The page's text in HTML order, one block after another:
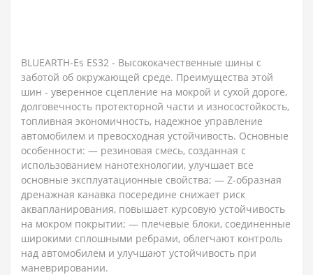
BLUEARTH-Es ES32 - Высококачественные шины с
заботой об окружающей среде. Преимущества этой
шин - уверенное сцепление на мокрой и сухой дороге,
долговечность протекторной части и износостойкость,
топливная экономичность, надежное управление
автомобилем и превосходная устойчивость. Основные
особенности: — резиновая смесь, созданная с
использованием нанотехнологии, улучшает все
основные эксплуатационные свойства; — Z-образная
дренажная канавка посередине снижает риск
аквапланирования, повышает курсовую устойчивость
на мокром покрытии; — плечевые блоки, соединенные
широкими сплошными ребрами, облегчают контроль
над автомобилем и улучшают устойчивость при
маневрировании.